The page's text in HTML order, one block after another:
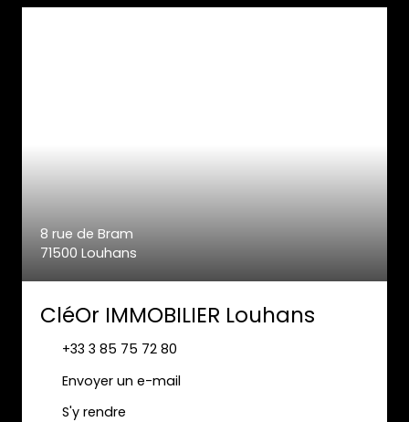
8 rue de Bram
71500 Louhans
CléOr IMMOBILIER Louhans
+33 3 85 75 72 80
Envoyer un e-mail
S'y rendre